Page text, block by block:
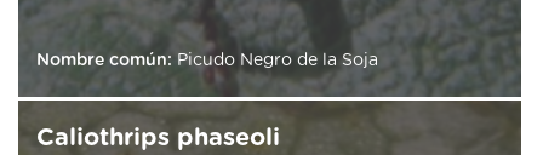
Nombre común: Picudo Negro de la Soja
Caliothrips phaseoli